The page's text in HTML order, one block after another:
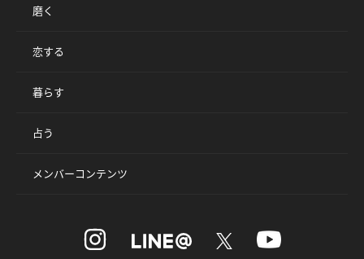
磨く
恋する
暮らす
占う
メンバーコンテンツ